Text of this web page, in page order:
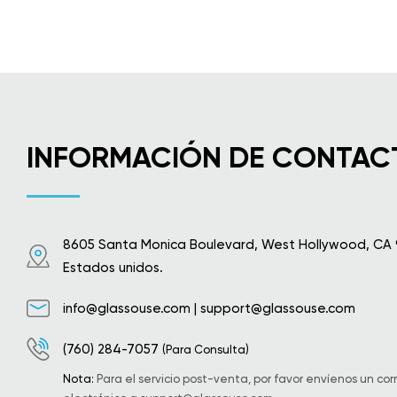
INFORMACIÓN DE
8605 Santa Monica Boulevard, West Hollywood, CA
Estados unidos.
info@glassouse.com | support@glassouse.com
(760) 284-7057 (Para Consulta)
Nota: Para el servicio post-venta, por favor envíenos un